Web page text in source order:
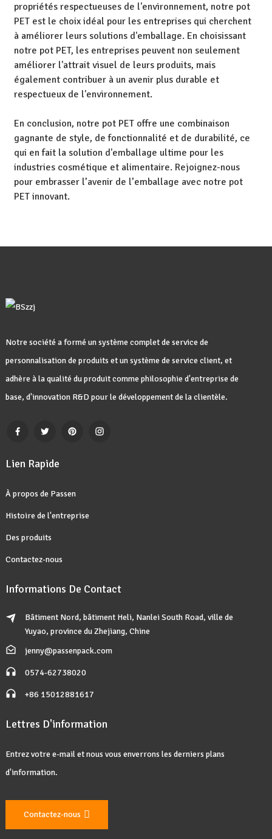
propriétés respectueuses de l'environnement, notre pot
PET est le choix idéal pour les entreprises qui cherchent
à améliorer leurs solutions d'emballage. En choisissant
notre pot PET, les entreprises peuvent non seulement
améliorer l'attrait visuel de leurs produits, mais
également contribuer à un avenir plus durable et
respectueux de l'environnement.
En conclusion, notre pot PET offre une combinaison
gagnante de style, de fonctionnalité et de durabilité, ce
qui en fait la solution d'emballage ultime pour les
industries cosmétique et alimentaire. Rejoignez-nous
pour embrasser l’avenir de l’emballage avec notre pot
PET innovant.
Notre société a formé un système complet de service de
personnalisation de produits et un système de service client, et
adhère à la qualité du produit comme philosophie d'entreprise de
base, d'innovation R&D pour le développement de la clientèle.
Lien Rapide
À propos de Passen
Histoire de l'entreprise
Des produits
Contactez-nous
Informations De Contact
Bâtiment Nord, bâtiment Heli, Nanlei South Road, ville de
Yuyao, province du Zhejiang, Chine
jenny@passenpack.com
0574-62738020
+86 15012881617
Lettres D'information
Entrez votre e-mail et nous vous enverrons les derniers plans
d'information.
Contactez-nous